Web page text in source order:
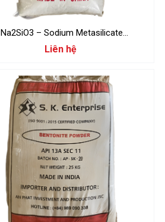
Na2SiO3 – Sodium Metasilicate
Pentahydrate
Liên hệ